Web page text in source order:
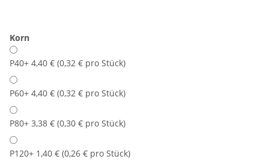
Korn
P40+ 4,40 € (0,32 € pro Stück)
P60+ 4,40 € (0,32 € pro Stück)
P80+ 3,38 € (0,30 € pro Stück)
P120+ 1,40 € (0,26 € pro Stück)